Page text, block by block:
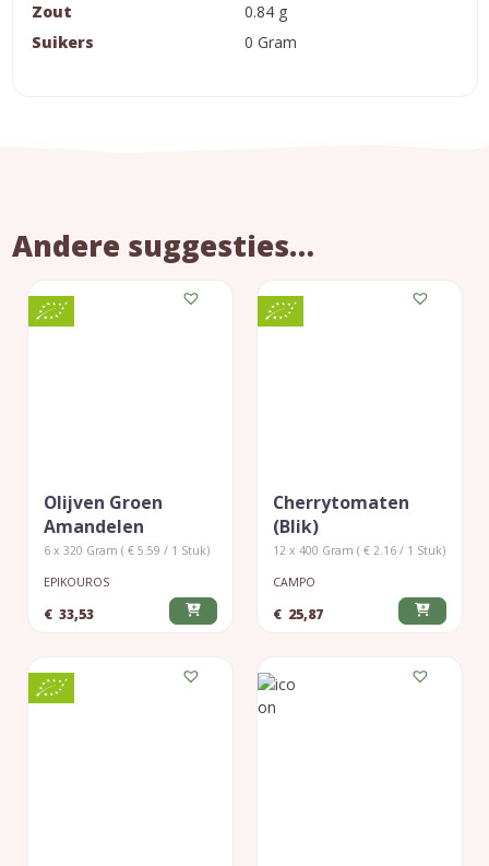
Zout
0.84 g
Suikers
0 Gram
Andere suggesties…
Olijven Groen
Amandelen
6 x 320 Gram ( € 5.59 / 1 Stuk)
EPIKOUROS
€ 33,53
Cherrytomaten
(blik)
12 x 400 Gram ( € 2.16 / 1 Stuk)
CAMPO
€ 25,87